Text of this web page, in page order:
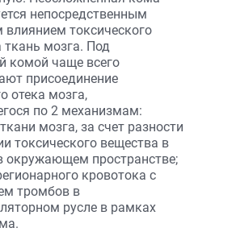
непосредственным
токсического
ткань мозга. Под
комой чаще всего
присоединение
отека мозга,
по 2 механизмам:
мозга, за счет разности
токсического вещества в
окружающем пространстве;
кровотока с
тромбов в
русле в рамках